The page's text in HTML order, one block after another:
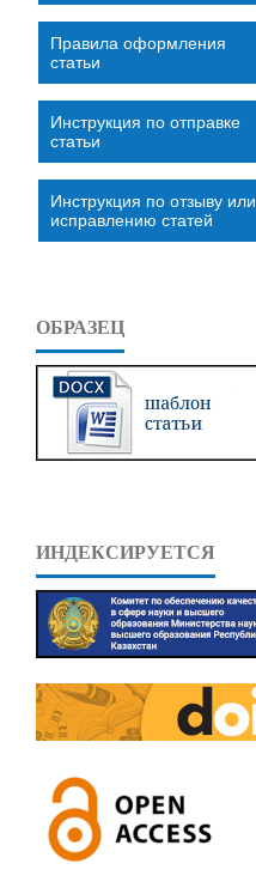
Правила оформления
статьи
Инструкция по отправке
статьи
Инструкция по отзыву или
исправлению статей
ОБРАЗЕЦ
ИНДЕКСИРУЕТСЯ